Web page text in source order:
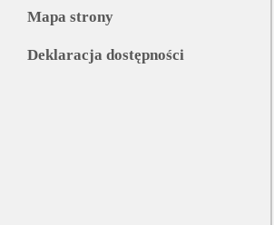
Mapa strony
Deklaracja dostępności